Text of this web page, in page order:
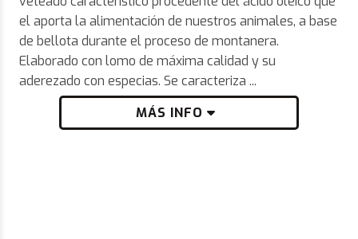
el aporta la alimentación de nuestros animales, a base
de bellota durante el proceso de montanera.
Elaborado con lomo de máxima calidad y su
aderezado con especias. Se caracteriza ...
MÁS INFO